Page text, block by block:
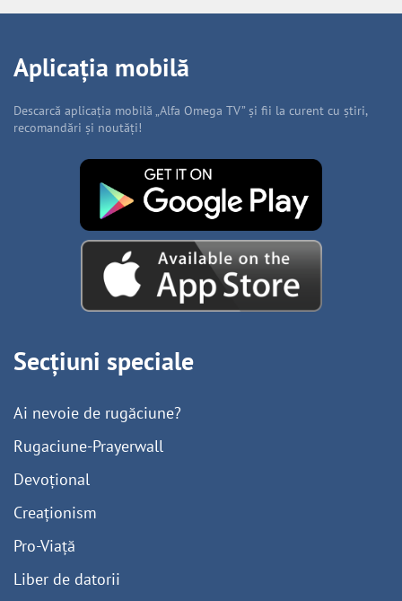
Aplicația mobilă
Descarcă aplicația mobilă „Alfa Omega TV” și fii la curent cu știri,
recomandări și noutăți!
Secțiuni speciale
Ai nevoie de rugăciune?
Rugaciune-Prayerwall
Devoțional
Creaționism
Pro-Viață
Liber de datorii